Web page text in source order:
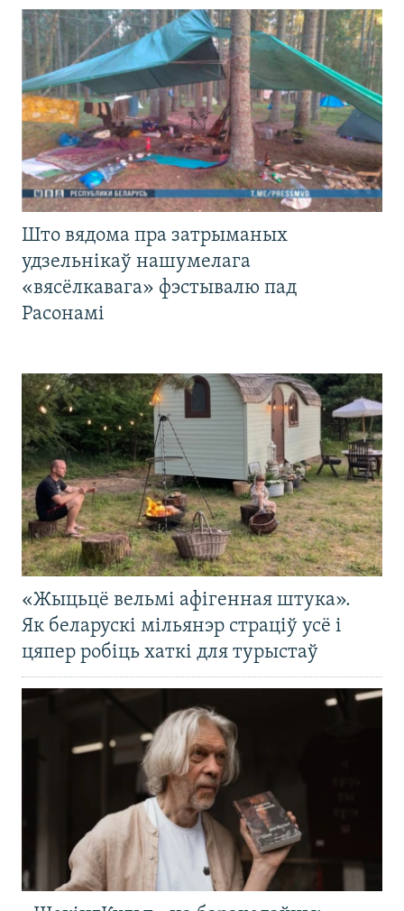
Што вядома пра затрыманых
удзельнікаў нашумелага
«вясёлкавага» фэстывалю пад
Расонамі
«Жыцьцё вельмі афігенная штука».
Як беларускі мільянэр страціў усё і
цяпер робіць хаткі для турыстаў